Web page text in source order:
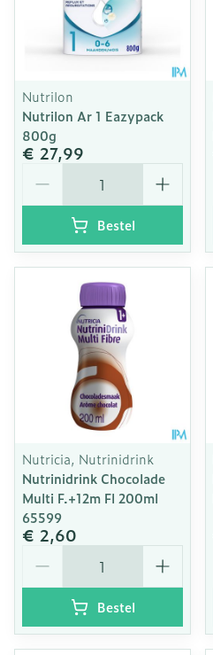
Nutrilon
Nutrilon Ar 1 Eazypack
800g
€ 27,99
Bestel
Nutricia, Nutrinidrink
Nutrinidrink Chocolade
Multi F.+12m Fl 200ml
65599
€ 2,60
Bestel